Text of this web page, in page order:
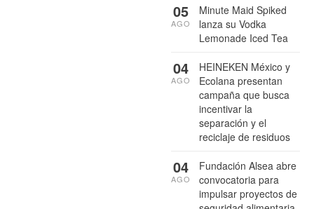
Minute Maid Spiked
lanza su Vodka
Lemonade Iced Tea
05
AGO
HEINEKEN México y
Ecolana presentan
campaña que busca
incentivar la
separación y el
reciclaje de residuos
04
AGO
Fundación Alsea abre
convocatoria para
impulsar proyectos de
04
AGO